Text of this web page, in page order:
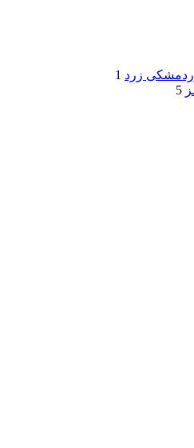
مشکی زرد 1
5